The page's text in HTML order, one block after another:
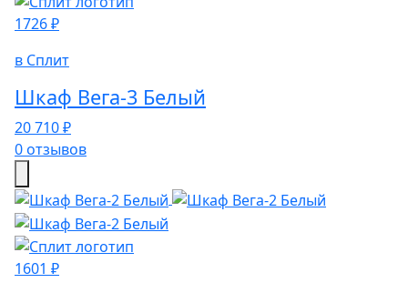
1726 ₽
в Сплит
Шкаф Вега-3 Белый
20 710 ₽
0 отзывов
1601 ₽